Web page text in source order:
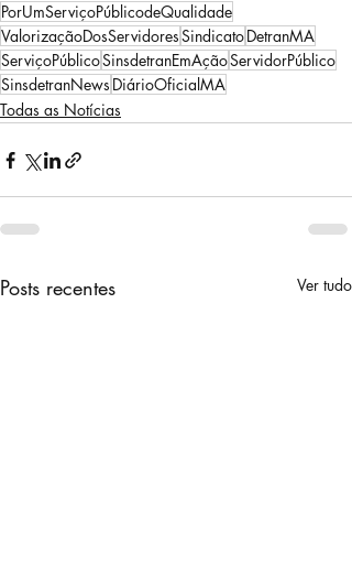
PorUmServiçoPúblicodeQualidade
ValorizaçãoDosServidoresSindicatoDetranMA
ServiçoPúblicoSinsdetranEmAçãoServidorPúblico
SinsdetranNews DiárioOficialMA
Todas as Notícias
Posts recentes Ver tudo